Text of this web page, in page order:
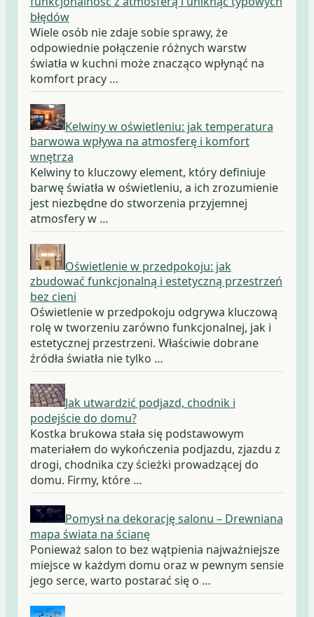
błędów
Wiele osób nie zdaje sobie sprawy, że
odpowiednie połączenie różnych warstw
światła w kuchni może znacząco wpłynąć na
komfort pracy …
Kelwiny w oświetleniu: jak temperatura
barwowa wpływa na atmosferę i komfort
wnętrza
Kelwiny to kluczowy element, który definiuje
barwę światła w oświetleniu, a ich zrozumienie
jest niezbędne do stworzenia przyjemnej
atmosfery w …
Oświetlenie w przedpokoju: jak
zbudować funkcjonalną i estetyczną przestrzeń
bez cieni
Oświetlenie w przedpokoju odgrywa kluczową
rolę w tworzeniu zarówno funkcjonalnej, jak i
estetycznej przestrzeni. Właściwie dobrane
źródła światła nie tylko …
Jak utwardzić podjazd, chodnik i
podejście do domu?
Kostka brukowa stała się podstawowym
materiałem do wykończenia podjazdu, zjazdu z
drogi, chodnika czy ścieżki prowadzącej do
domu. Firmy, które …
Pomysł na dekorację salonu – Drewniana
mapa świata na ścianę
Ponieważ salon to bez wątpienia najważniejsze
miejsce w każdym domu oraz w pewnym sensie
jego serce, warto postarać się o …